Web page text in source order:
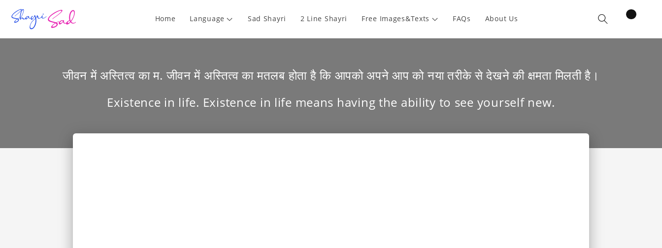
Home Language Sad Shayri 2 Line Shayri Free Images&Texts FAQs About Us Cart
items
जीवन में अस्तित्व का म. जीवन में अस्तित्व का मतलब होता है कि आपको अपने आप को नया तरीके से देखने की क्षमता मिलती है।
Existence in life. Existence in life means having the ability to see yourself new.